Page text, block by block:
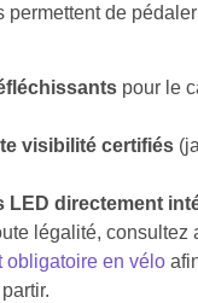
permettent de
pour le
visibilité certifiés
LED directement
légalité, consultez
obligatoire en vélo